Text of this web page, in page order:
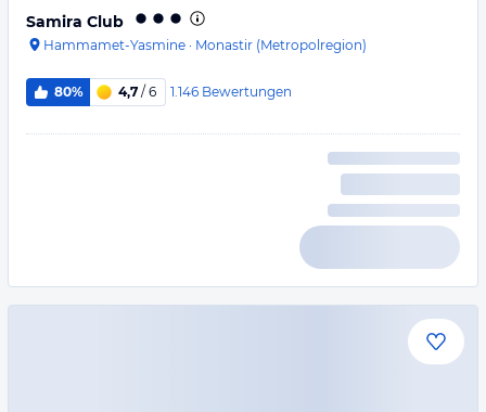
Samira Club
Hammamet-Yasmine · Monastir (Metropolregion)
80% 4,7 / 6 1.146 Bewertungen